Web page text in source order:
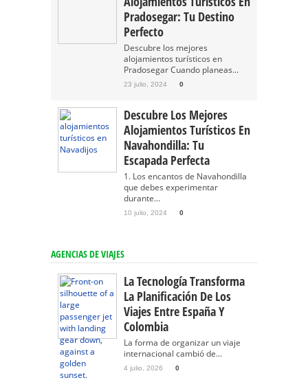
Pradosegar: Tu Destino
Perfecto
Descubre los mejores
alojamientos turísticos en
Pradosegar Cuando planeas...
23 julio, 2024 0
Descubre Los Mejores
Alojamientos Turísticos En
Navahondilla: Tu
Escapada Perfecta
1. Los encantos de Navahondilla
que debes experimentar
durante...
10 julio, 2024 0
AGENCIAS DE VIAJES
La Tecnología Transforma
La Planificación De Los
Viajes Entre España Y
Colombia
La forma de organizar un viaje
internacional cambió de...
4 julio, 2026 0